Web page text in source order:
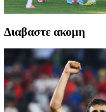
Διαβαστε ακομη